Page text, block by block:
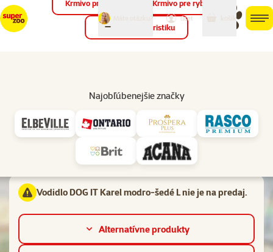
môj
účet
Krmivo pre vtáky Krmivo pre ryby
Krmivo pre teraristiku
Najobľúbenejšie značky
Vodidlo DOG IT Karel modro-šedé L
Hodnotenie 0%
Materiál: Typ vodítka:Klasické
Vodidlo DOG IT Karel modro-šedé L nie je na predaj.
Alternatívne produkty